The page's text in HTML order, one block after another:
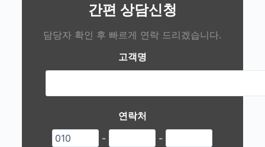
간편 상담신청
담당자 확인 후 빠르게 연락 드리겠습니다.
고객명
연락처
-
-